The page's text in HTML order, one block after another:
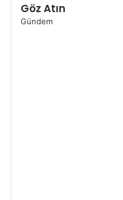
Göz Atın
K
Gündem